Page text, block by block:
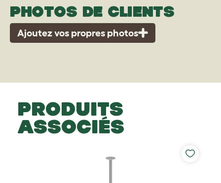
PHOTOS DE CLIENTS
Ajoutez vos propres photos
PRODUITS
ASSOCIÉS